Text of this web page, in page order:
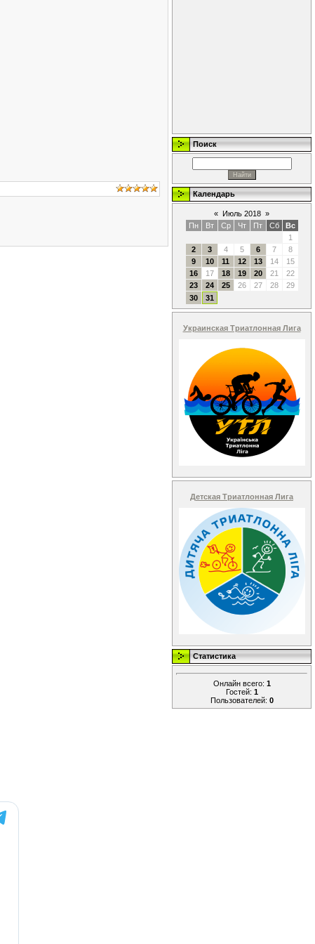
Поиск
Календарь
« Июль 2018 »
Пн
Вт Ср Чт Пт Сб
Вс
1
2
3 4 5 6 7
8
9
10 11 12 13 14
15
16
17 18 19 20 21
22
23
24 25 26 27 28
29
30
31
Украинская Триатлонная Лига
Детская Триатлонная Лига
Статистика
Онлайн всего: 1
Гостей: 1
Пользователей: 0